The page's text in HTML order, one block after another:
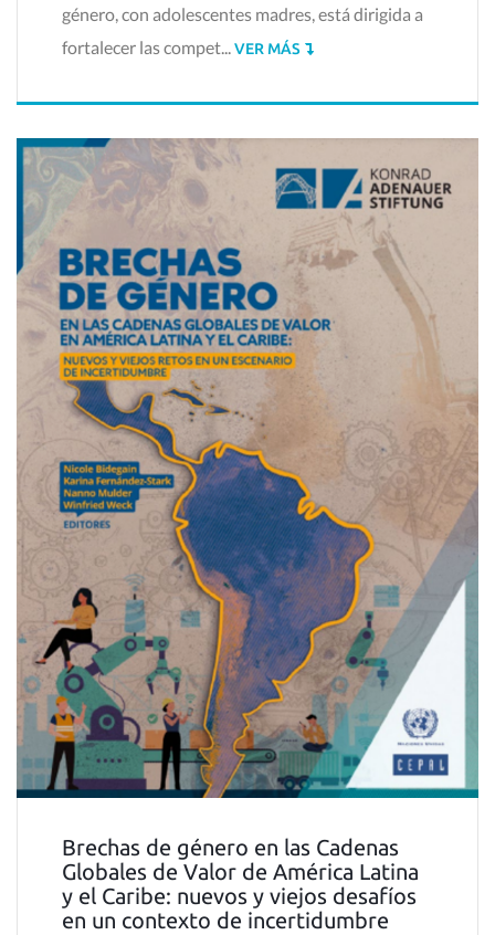
género, con adolescentes madres, está dirigida a
fortalecer las compet... VER MÁS
Brechas de género en las Cadenas
Globales de Valor de América Latina
y el Caribe: nuevos y viejos desafíos
en un contexto de incertidumbre